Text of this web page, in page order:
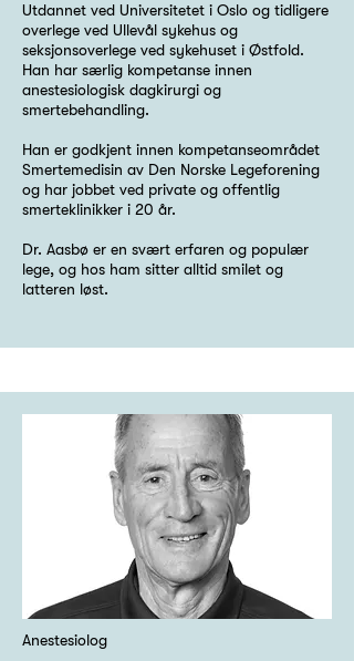
Utdannet ved Universitetet i Oslo og tidligere
overlege ved Ullevål sykehus og
seksjonsoverlege ved sykehuset i Østfold.
Han har særlig kompetanse innen
anestesiologisk dagkirurgi og
smertebehandling.
Han er godkjent innen kompetanseområdet
Smertemedisin av Den Norske Legeforening
og har jobbet ved private og offentlig
smerteklinikker i 20 år.
Dr. Aasbø er en svært erfaren og populær
lege, og hos ham sitter alltid smilet og
latteren løst.
Anestesiolog